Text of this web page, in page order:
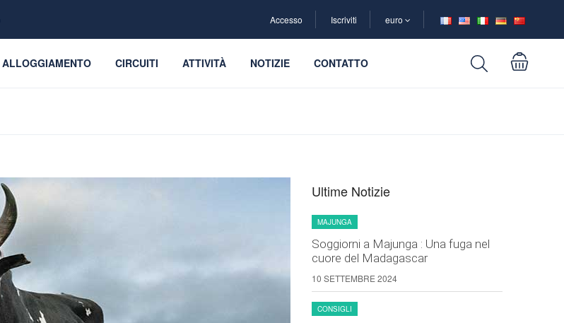
Accesso Iscriviti euro
ALLOGGIAMENTO CIRCUITI ATTIVITÀ NOTIZIE CONTATTO
Ultime Notizie
MAJUNGA
Soggiorni a Majunga : Una fuga nel
cuore del Madagascar
10 SETTEMBRE 2024
CONSIGLI